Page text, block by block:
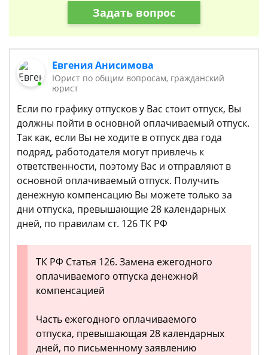
Задать вопрос
Евгения Анисимова
Юрист по общим вопросам, гражданский
юрист
Если по графику отпусков у Вас стоит отпуск, Вы
должны пойти в основной оплачиваемый отпуск.
Так как, если Вы не ходите в отпуск два года
подряд, работодателя могут привлечь к
ответственности, поэтому Вас и отправляют в
основной оплачиваемый отпуск. Получить
денежную компенсацию Вы можете только за
дни отпуска, превышающие 28 календарных
дней, по правилам ст. 126 ТК РФ
ТК РФ Статья 126. Замена ежегодного
оплачиваемого отпуска денежной
компенсацией
Часть ежегодного оплачиваемого
отпуска, превышающая 28 календарных
дней, по письменному заявлению